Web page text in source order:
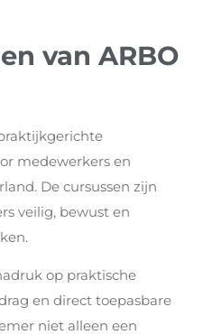
van ARBO
medewerkers en
De cursussen zijn
veilig, bewust en
op praktische
en direct toepasbare
niet alleen een